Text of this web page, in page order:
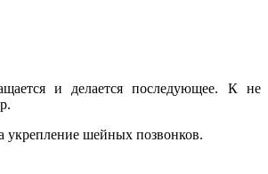
и делается последующее. К не
укрепление шейных позвонков.